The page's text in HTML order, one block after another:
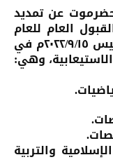
عن تمديد
العام للعام
الجامعي: ٢٠٢٢-٢٠٢٣م حتى يوم الخميس ٢٠٢٢/٩/١٥م في
وهي:
والتربية